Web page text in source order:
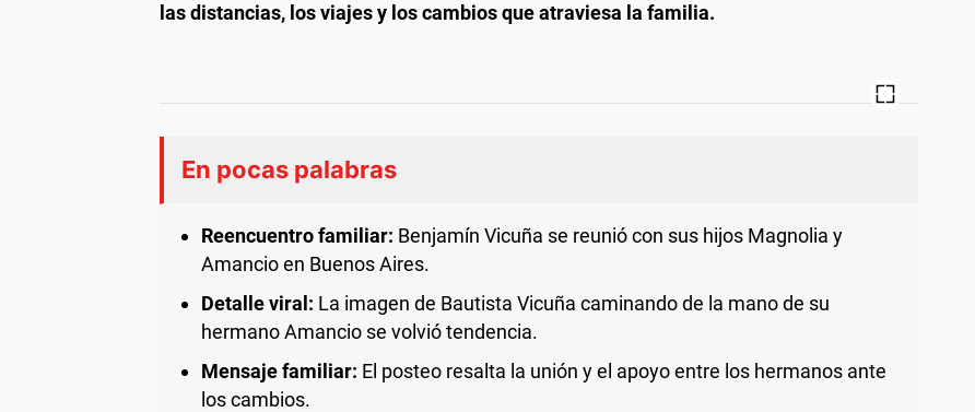
las distancias, los viajes y los cambios que atraviesa la familia.
En pocas palabras
Reencuentro familiar: Benjamín Vicuña se reunió con sus hijos Magnolia y
Amancio en Buenos Aires.
Detalle viral: La imagen de Bautista Vicuña caminando de la mano de su
hermano Amancio se volvió tendencia.
Mensaje familiar: El posteo resalta la unión y el apoyo entre los hermanos ante
los cambios.